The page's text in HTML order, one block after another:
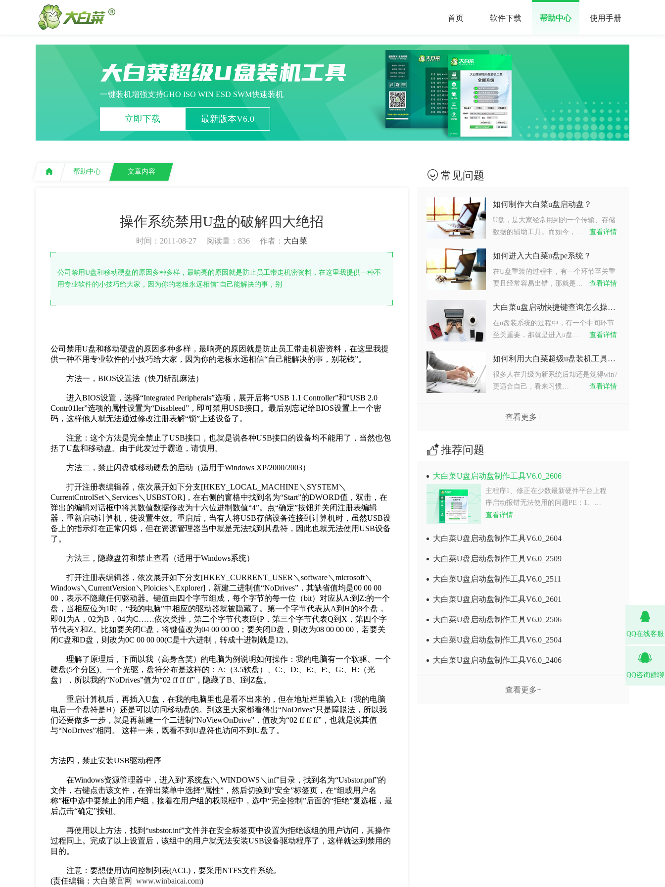
首页 软件下载 帮助中心 使用手册
大白菜超级U盘装机工具
一键装机增强支持GHO ISO WIN ESD SWM快速装机
立即下载 最新版本V6.0
帮助中心 文章内容
操作系统禁用U盘的破解四大绝招
时间：2011-08-27 阅读量： 836 作者： 大白菜
公司禁用U盘和移动硬盘的原因多种多样，最响亮的原因就是防止员工带走机密资料，在这里我提供一种不
用专业软件的小技巧给大家，因为你的老板永远相信“自己能解决的事，别
公司禁用U盘和移动硬盘的原因多种多样，最响亮的原因就是防止员工带走机密资料，在这里我提
供一种不用专业软件的小技巧给大家，因为你的老板永远相信“自己能解决的事，别花钱”。
方法一，BIOS设置法（快刀斩乱麻法）
进入BIOS设置，选择“Integrated Peripherals”选项，展开后将“USB 1.1 Controller”和“USB 2.0
Contr01ler”选项的属性设置为“Disableed”，即可禁用USB接口。最后别忘记给BIOS设置上一个密
码，这样他人就无法通过修改注册表解“锁”上述设备了。
注意：这个方法是完全禁止了USB接口，也就是说各种USB接口的设备均不能用了，当然也包
括了U盘和移动盘。由于此发过于霸道，请慎用。
方法二，禁止闪盘或移动硬盘的启动（适用于Windows XP/2000/2003）
打开注册表编辑器，依次展开如下分支[HKEY_LOCAL_MACHINE＼SYSTEM＼
CurrentCntrolSet＼Services＼USBSTOR]，在右侧的窗格中找到名为“Start”的DWORD值，双击，在
弹出的编辑对话框中将其数值数据修改为十六位进制数值“4”。点“确定”按钮并关闭注册表编辑
器，重新启动计算机，使设置生效。重启后，当有人将USB存储设备连接到计算机时，虽然USB设
备上的指示灯在正常闪烁，但在资源管理器当中就是无法找到其盘符，因此也就无法使用USB设备
了。
方法三，隐藏盘符和禁止查看（适用于Windows系统）
打开注册表编辑器，依次展开如下分支[HKEY_CURRENT_USER＼software＼microsoft＼
Windows＼CurrentVersion＼Ploicies＼Explorer]，新建二进制值“NoDrives”，其缺省值均是00 00 00
00，表示不隐藏任何驱动器。键值由四个字节组成，每个字节的每一位（bit）对应从A:到Z:的一个
盘，当相应位为1时，“我的电脑”中相应的驱动器就被隐藏了。第一个字节代表从A到H的8个盘，
即01为A，02为B，04为C……依次类推，第二个字节代表I到P，第三个字节代表Q到X，第四个字
节代表Y和Z。比如要关闭C盘，将键值改为04 00 00 00；要关闭D盘，则改为08 00 00 00，若要关
闭C盘和D盘，则改为0C 00 00 00(C是十六进制，转成十进制就是12)。
理解了原理后，下面以我（高身含笑）的电脑为例说明如何操作：我的电脑有一个软驱、一个
硬盘(5个分区)、一个光驱，盘符分布是这样的：A:（3.5软盘）、C:、D:、E:、F:、G:、H:（光
盘），所以我的“NoDrives”值为“02 ff ff ff”，隐藏了B、I到Z盘。
重启计算机后，再插入U盘，在我的电脑里也是看不出来的，但在地址栏里输入I:（我的电脑
电后一个盘符是H）还是可以访问移动盘的。到这里大家都看得出“NoDrives”只是障眼法，所以我
们还要做多一步，就是再新建一个二进制“NoViewOnDrive”，值改为“02 ff ff ff”，也就是说其值
与“NoDrives”相同。 这样一来，既看不到U盘符也访问不到U盘了。
方法四，禁止安装USB驱动程序
在Windows资源管理器中，进入到“系统盘:＼WINDOWS＼inf”目录，找到名为“Usbstor.pnf”的
文件，右键点击该文件，在弹出菜单中选择“属性”，然后切换到“安全”标签页，在“组或用户名
称”框中选中要禁止的用户组，接着在用户组的权限框中，选中“完全控制”后面的“拒绝”复选框，最
后点击“确定”按钮。
再使用以上方法，找到“usbstor.inf”文件并在安全标签页中设置为拒绝该组的用户访问，其操作
过程同上。完成了以上设置后，该组中的用户就无法安装USB设备驱动程序了，这样就达到禁用的
目的。
注意：要想使用访问控制列表(ACL)，要采用NTFS文件系统。
(责任编辑： 大白菜官网 www.winbaicai.com)
常见问题
如何制作大白菜u盘启动盘？
U盘，是大家经常用到的一个传输、存储
数据的辅助工具。而如今，…
查看详情
如何进入大白菜u盘pe系统？
在U盘重装的过程中，有一个环节至关重
要且经常容易出错，那就是…
查看详情
大白菜u盘启动快捷键查询怎么操作？
在u盘装系统的过程中，有一个中间环节
至关重要，那就是进入u盘…
查看详情
如何利用大白菜超级u盘装机工具重装系统win7？
很多人在升级为新系统后却还是觉得win7
更适合自己，看来习惯…
查看详情
查看更多+
推荐问题
大白菜U盘启动盘制作工具V6.0_2606
主程序1、修正在少数最新硬件平台上程
序启动报错无法使用的问题PE：1、…
查看详情
大白菜U盘启动盘制作工具V6.0_2604
大白菜U盘启动盘制作工具V6.0_2509
大白菜U盘启动盘制作工具V6.0_2511
大白菜U盘启动盘制作工具V6.0_2601
大白菜U盘启动盘制作工具V6.0_2506
大白菜U盘启动盘制作工具V6.0_2504
大白菜U盘启动盘制作工具V6.0_2406
查看更多+
QQ在线客服
QQ咨询群聊